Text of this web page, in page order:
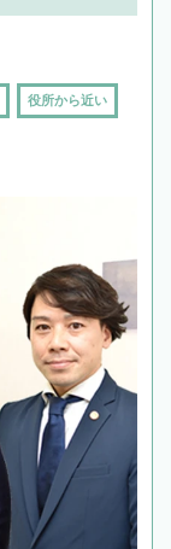
役所から近い